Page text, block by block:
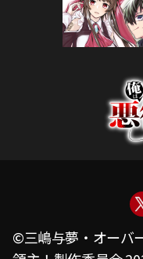
©三嶋与夢・オーバ